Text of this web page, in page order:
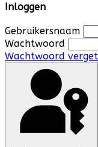
Inloggen
Gebruikersnaam
Wachtwoord
Wachtwoord